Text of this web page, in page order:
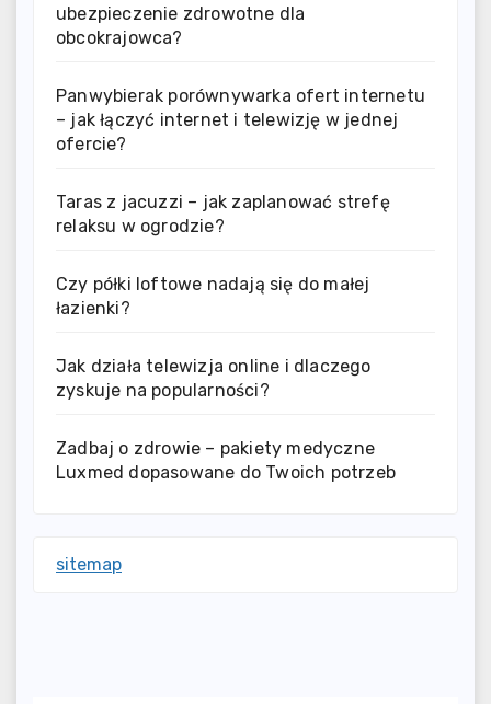
ubezpieczenie zdrowotne dla
obcokrajowca?
Panwybierak porównywarka ofert internetu
– jak łączyć internet i telewizję w jednej
ofercie?
Taras z jacuzzi – jak zaplanować strefę
relaksu w ogrodzie?
Czy półki loftowe nadają się do małej
łazienki?
Jak działa telewizja online i dlaczego
zyskuje na popularności?
Zadbaj o zdrowie – pakiety medyczne
Luxmed dopasowane do Twoich potrzeb
sitemap